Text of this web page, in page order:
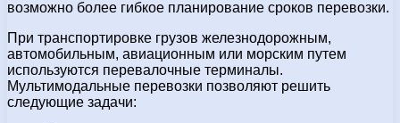
возможно более гибкое планирование сроков перевозки.
При транспортировке грузов железнодорожным,
автомобильным, авиационным или морским путем
используются перевалочные терминалы.
Мультимодальные перевозки позволяют решить
следующие задачи: